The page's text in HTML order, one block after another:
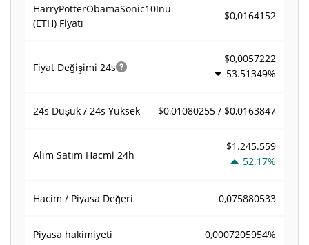
HarryPotterObamaSonic10Inu
(ETH) Fiyatı
$0,0164152
Fiyat Değişimi 24s
$0,0057222
53.51349%
24s Düşük / 24s Yüksek $0,01080255 / $0,0163847
Alım Satım Hacmi 24h
$1.245.559
52.17%
Hacim / Piyasa Değeri 0,075880533
Piyasa hakimiyeti 0,0007205954%